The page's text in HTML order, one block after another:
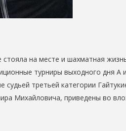
на месте и шахматная
турниры выходного дня А
третьей категории
Михайловича, приведены во